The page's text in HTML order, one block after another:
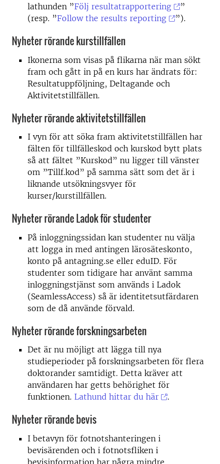
lathunden ”Följ resultatrapportering
”
(resp. ”Follow the results reporting ”).
Nyheter rörande kurstillfällen
Ikonerna som visas på flikarna när man sökt
fram och gått in på en kurs har ändrats för:
Resultatuppföljning, Deltagande och
Aktivitetstillfällen.
Nyheter rörande aktivitetstillfällen
I vyn för att söka fram aktivitetstillfällen har
fälten för tillfälleskod och kurskod bytt plats
så att fältet ”Kurskod” nu ligger till vänster
om ”Tillf.kod” på samma sätt som det är i
liknande utsökningsvyer för
kurser/kurstillfällen.
Nyheter rörande Ladok för studenter
På inloggningssidan kan studenter nu välja
att logga in med antingen lärosäteskonto,
konto på antagning.se eller eduID. För
studenter som tidigare har använt samma
inloggningstjänst som används i Ladok
(SeamlessAccess) så är identitetsutfärdaren
som de då använde förvald.
Nyheter rörande forskningsarbeten
Det är nu möjligt att lägga till nya
studieperioder på forskningsarbeten för flera
doktorander samtidigt. Detta kräver att
användaren har getts behörighet för
funktionen. Lathund hittar du här .
Nyheter rörande bevis
I betavyn för fotnotshanteringen i
bevisärenden och i fotnotsfliken i
bevisinformation har några mindre